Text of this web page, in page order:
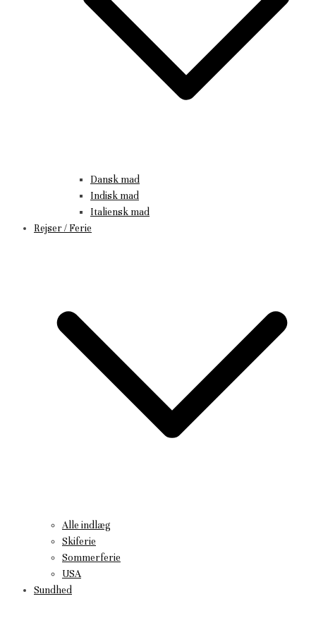
Dansk mad
Indisk mad
Italiensk mad
Rejser / Ferie
Alle indlæg
Skiferie
Sommerferie
USA
Sundhed